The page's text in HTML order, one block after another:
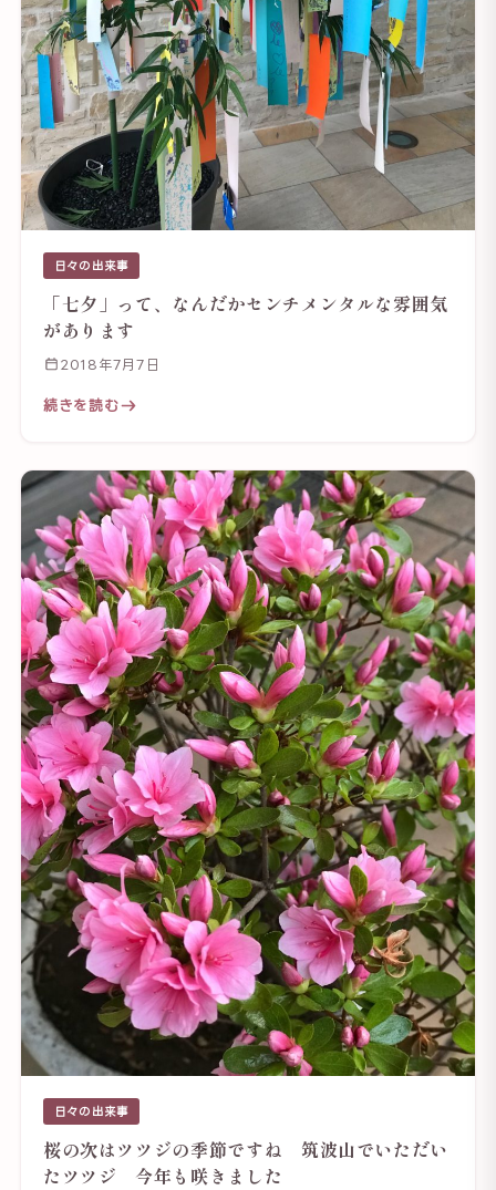
日々の出来事
「七夕」って、なんだかセンチメンタルな雰囲気
があります
2018年7月7日
続きを読む
日々の出来事
桜の次はツツジの季節ですね 筑波山でいただい
たツツジ 今年も咲きました